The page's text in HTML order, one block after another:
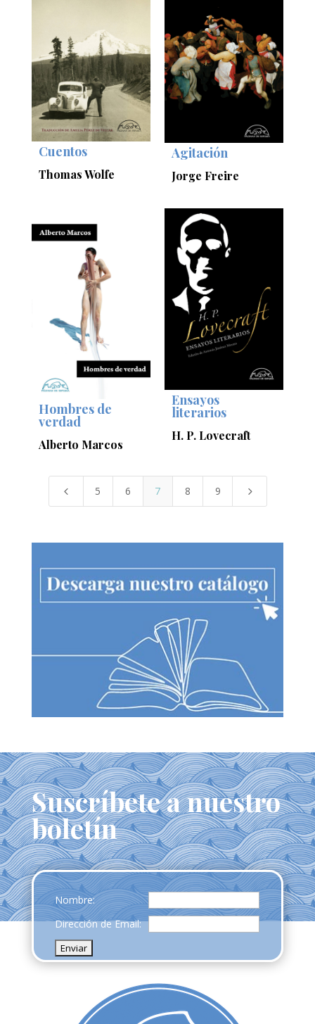
Cuentos
Thomas Wolfe
Agitación
Jorge Freire
Hombres de
verdad
Alberto Marcos
Ensayos
literarios
H. P. Lovecraft
4 5 6 7 8 9 5
Suscríbete a nuestro
boletín
Nombre:
Dirección de Email: